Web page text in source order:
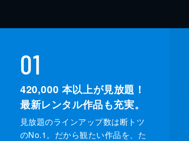
01
420,000 本以上が見放題！
最新レンタル作品も充実。
見放題のラインアップ数は断トツ
のNo.1。だから観たい作品を、た